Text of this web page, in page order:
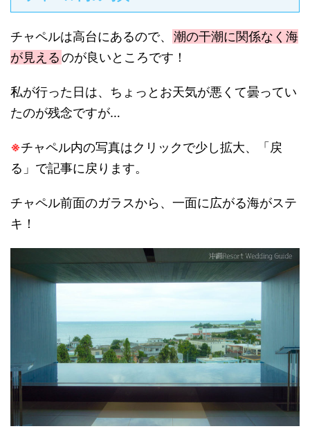
チャペルは高台にあるので、 潮の干潮に関係なく海
が見えるのが良いところです！
私が行った日は、ちょっとお天気が悪くて曇ってい
たのが残念ですが…
※チャペル内の写真はクリックで少し拡大、「戻
る」で記事に戻ります。
チャペル前面のガラスから、一面に広がる海がステ
キ！